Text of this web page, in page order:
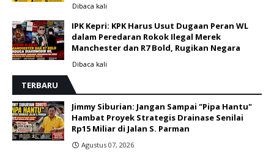
Dibaca kali
IPK Kepri: KPK Harus Usut Dugaan Peran WL
dalam Peredaran Rokok Ilegal Merek
Manchester dan R7 Bold, Rugikan Negara
Dibaca kali
TERBARU
Jimmy Siburian: Jangan Sampai "Pipa Hantu"
Hambat Proyek Strategis Drainase Senilai
Rp15 Miliar di Jalan S. Parman
Agustus 07, 2026